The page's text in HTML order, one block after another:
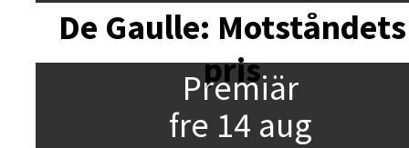
De Gaulle: Motståndets
pris
Premiär
fre 14 aug